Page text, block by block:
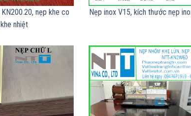
nẹp khe co
nhiệt
Nẹp inox V15, kích thước nẹp